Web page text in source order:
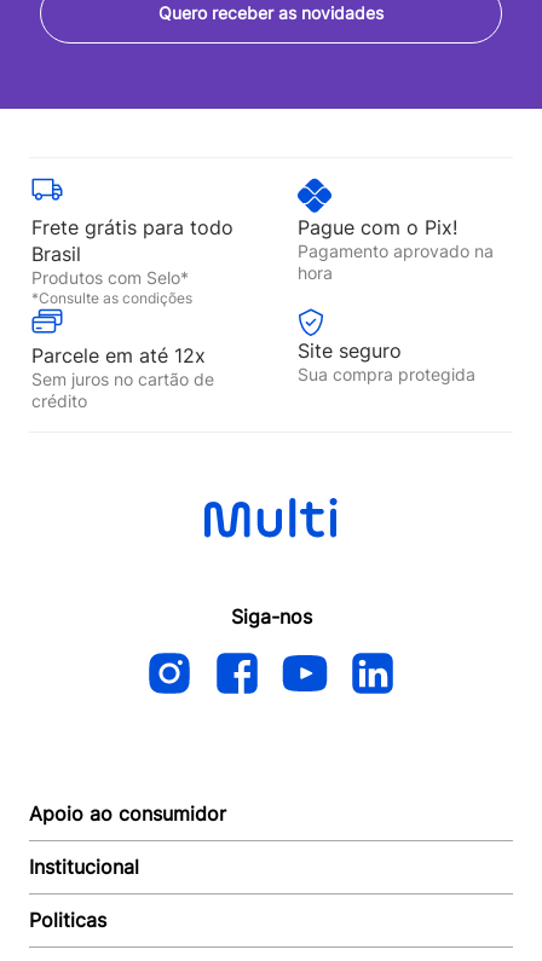
Quero receber as novidades
Frete grátis para todo
Brasil
Produtos com Selo*
*Consulte as condições
Pague com o Pix!
Pagamento aprovado na
hora
Parcele em até 12x
Sem juros no cartão de
crédito
Site seguro
Sua compra protegida
Siga-nos
Apoio ao consumidor
Autoatendimento
Suporte e reparo
Acompanhar Entrega
Institucional
Quem somos
Revendedor
Politicas